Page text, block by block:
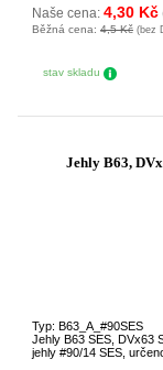
Naše cena: 4,30 Kč
Běžná cena: 4,5 Kč (bez
stav skladu
Jehly B63,
Typ: B63_A_#90SES
Jehly B63 SES, DVx63
jehly #90/14 SES,